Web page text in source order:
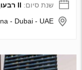
שנת סיום: II רבעון, 2027, off-plan
- Dubai - UAE